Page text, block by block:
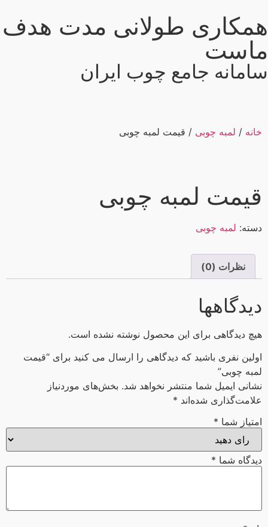
همکاری طولانی مدت هدف
ماست
سامانه جامع چوب ایران
خانه / لمبه چوبی / قیمت لمبه چوبی
قیمت لمبه چوبی
دسته: لمبه چوبی
نظرات (0)
دیدگاهها
هیچ دیدگاهی برای این محصول نوشته نشده است.
اولین نفری باشید که دیدگاهی را ارسال می کنید برای “قیمت
لمبه چوبی”
نشانی ایمیل شما منتشر نخواهد شد. بخش‌های موردنیاز
علامت‌گذاری شده‌اند *
امتیاز شما *
دیدگاه شما *